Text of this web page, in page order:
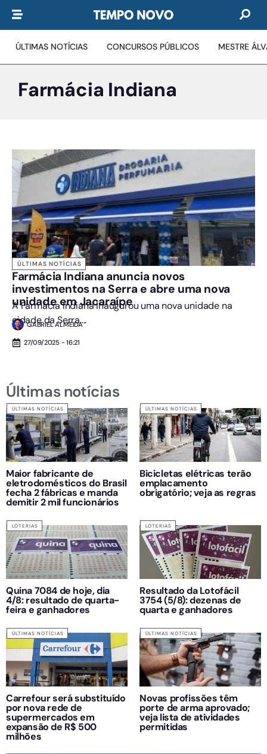
ÚLTIMAS NOTÍCIAS CONCURSOS PÚBLICOS MESTRE
Farmácia Indiana
ÚLTIMAS NOTÍCIAS
Farmácia Indiana anuncia novos
investimentos na Serra e abre uma nova
unidade em Jacaraípe
A Farmácia Indiana inaugurou uma nova unidade na
cidade da Serra....
GABRIEL ALMEIDA
27/09/2025 - 16:21
Últimas notícias
ÚLTIMAS NOTÍCIAS
Maior fabricante de
eletrodomésticos do Brasil
fecha 2 fábricas e manda
demitir 2 mil funcionários
ÚLTIMAS NOTÍCIAS
Bicicletas elétricas terão
emplacamento
obrigatório; veja as regras
LOTERIAS
Quina 7084 de hoje, dia
4/8: resultado de quarta-
feira e ganhadores
LOTERIAS
Resultado da Lotofácil
3754 (5/8): dezenas de
quarta e ganhadores
ÚLTIMAS NOTÍCIAS
Carrefour será substituído
por nova rede de
supermercados em
expansão de R$ 500
milhões
ÚLTIMAS NOTÍCIAS
Novas profissões têm
porte de arma aprovado;
veja lista de atividades
permitidas